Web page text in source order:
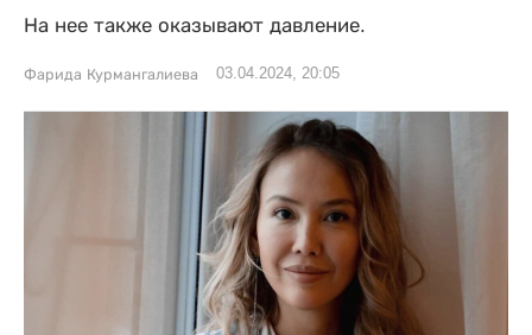
На нее также оказывают давление.
Фарида Курмангалиева 03.04.2024, 20:05